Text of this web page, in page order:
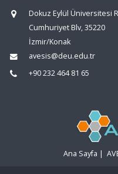
Dokuz Eylül Üniversitesi
Cumhuriyet Blv, 35220
İzmir/Konak
avesis@deu.edu.tr
+90 232 464 81 65
Ana Sayfa |